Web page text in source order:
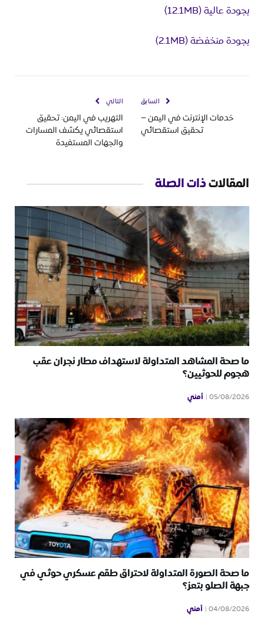
بجودة عالية (12.1MB)
بجودة منخفضة (2.1MB)
السابق
خدمات الإنترنت في اليمن –
تحقيق استقصائي
التالي
التهريب في اليمن: تحقيق
استقصائي يكشف المسارات
والجهات المستفيدة
المقالاتذات الصلة
ما صحة المشاهد المتداولة لاستهداف مطار نجران عقب
هجوم للحوثيين؟
05/08/2026 أمني
ما صحة الصورة المتداولة لاحتراق طقم عسكري حوثي في
جبهة الصلو بتعز؟
04/08/2026 أمني